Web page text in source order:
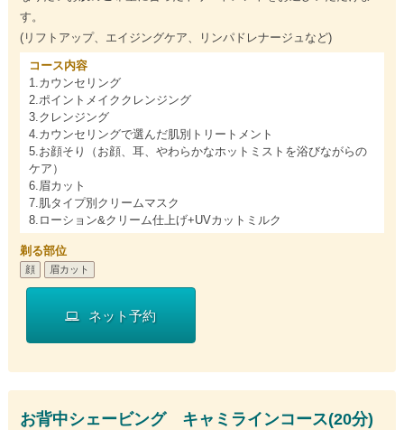
す。
(リフトアップ、エイジングケア、リンパドレナージュなど)
コース内容
1.カウンセリング
2.ポイントメイククレンジング
3.クレンジング
4.カウンセリングで選んだ肌別トリートメント
5.お顔そり（お顔、耳、やわらかなホットミストを浴びながらの
ケア）
6.眉カット
7.肌タイプ別クリームマスク
8.ローション&クリーム仕上げ+UVカットミルク
剃る部位
顔 眉カット
ネット予約
お背中シェービング キャミラインコース(20分)